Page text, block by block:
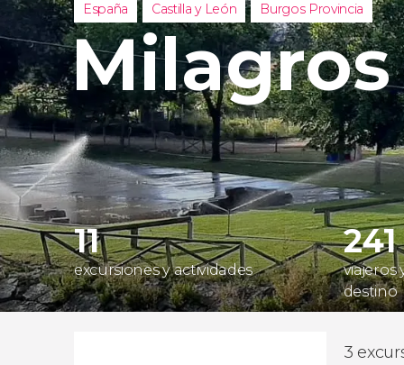
Reino
Turquía
España Castilla y León Burgos Provincia
Milagros
11
excursiones y actividades
241
viajeros
destino
3